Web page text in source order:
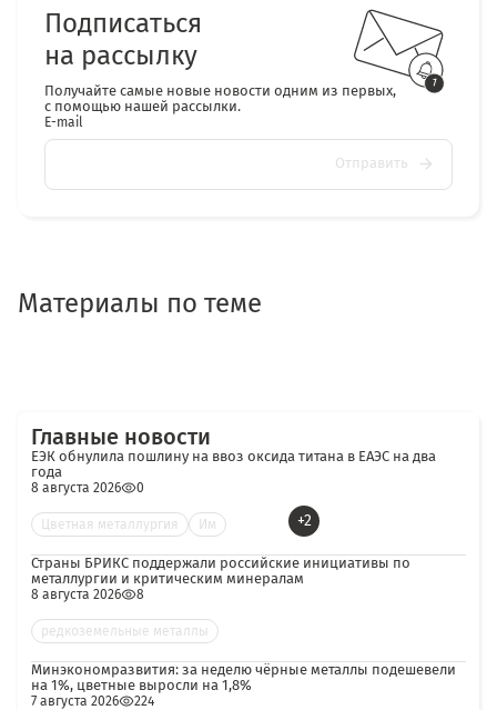
Подписаться
на рассылку
Получайте самые новые новости одним из первых,
с помощью нашей рассылки.
E-mail
Отправить
Материалы по теме
Главные новости
ЕЭК обнулила пошлину на ввоз оксида титана в ЕАЭС на два
года
8 августа 2026 0
Цветная металлургия Им +2
Страны БРИКС поддержали российские инициативы по
металлургии и критическим минералам
8 августа 2026 8
редкоземельные металлы
Минэкономразвития: за неделю чёрные металлы подешевели
на 1%, цветные выросли на 1,8%
7 августа 2026 224